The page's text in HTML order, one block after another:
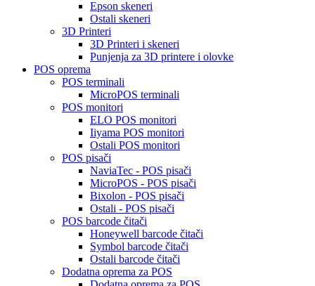
Epson skeneri
Ostali skeneri
3D Printeri
3D Printeri i skeneri
Punjenja za 3D printere i olovke
POS oprema
POS terminali
MicroPOS terminali
POS monitori
ELO POS monitori
Iiyama POS monitori
Ostali POS monitori
POS pisači
NaviaTec - POS pisači
MicroPOS - POS pisači
Bixolon - POS pisači
Ostali - POS pisači
POS barcode čitači
Honeywell barcode čitači
Symbol barcode čitači
Ostali barcode čitači
Dodatna oprema za POS